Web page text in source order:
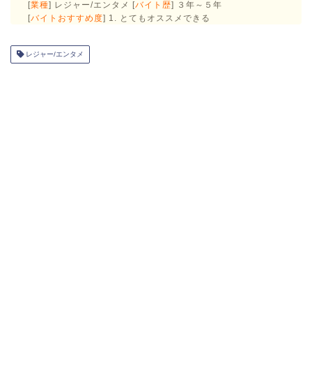
[業種] レジャー/エンタメ [バイト歴] ３年～５年
[バイトおすすめ度] 1. とてもオススメできる
レジャー/エンタメ